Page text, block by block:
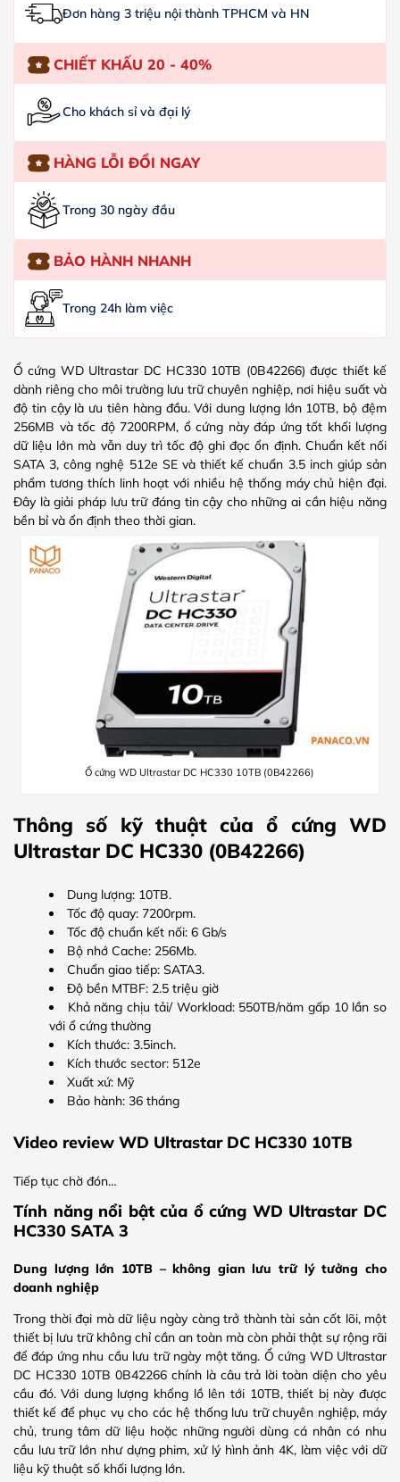
Đơn hàng 3 triệu nội thành TPHCM và HN
CHIẾT KHẤU 20 - 40%
Cho khách sỉ và đại lý
HÀNG LỖI ĐỔI NGAY
Trong 30 ngày đầu
BẢO HÀNH NHANH
Trong 24h làm việc
Ổ cứng WD Ultrastar DC HC330 10TB (0B42266) được thiết kế
dành riêng cho môi trường lưu trữ chuyên nghiệp, nơi hiệu suất và
độ tin cậy là ưu tiên hàng đầu. Với dung lượng lớn 10TB, bộ đệm
256MB và tốc độ 7200RPM, ổ cứng này đáp ứng tốt khối lượng
dữ liệu lớn mà vẫn duy trì tốc độ ghi đọc ổn định. Chuẩn kết nối
SATA 3, công nghệ 512e SE và thiết kế chuẩn 3.5 inch giúp sản
phẩm tương thích linh hoạt với nhiều hệ thống máy chủ hiện đại.
Đây là giải pháp lưu trữ đáng tin cậy cho những ai cần hiệu năng
bền bỉ và ổn định theo thời gian.
Ổ cứng WD Ultrastar DC HC330 10TB (0B42266)
Thông số kỹ thuật của ổ cứng WD
Ultrastar DC HC330 (0B42266)
Dung lượng: 10TB.
Tốc độ quay: 7200rpm.
Tốc độ chuẩn kết nối: 6 Gb/s
Bộ nhớ Cache: 256Mb.
Chuẩn giao tiếp: SATA3.
Độ bền MTBF: 2.5 triệu giờ
Khả năng chịu tải/ Workload: 550TB/năm gấp 10 lần so
với ổ cứng thường
Kích thước: 3.5inch.
Kích thước sector: 512e
Xuất xứ: Mỹ
Bảo hành: 36 tháng
Video review WD Ultrastar DC HC330 10TB
Tiếp tục chờ đón…
Tính năng nổi bật của ổ cứng WD Ultrastar DC
HC330 SATA 3
Dung lượng lớn 10TB – không gian lưu trữ lý tưởng cho
doanh nghiệp
Trong thời đại mà dữ liệu ngày càng trở thành tài sản cốt lõi, một
thiết bị lưu trữ không chỉ cần an toàn mà còn phải thật sự rộng rãi
để đáp ứng nhu cầu lưu trữ ngày một tăng. Ổ cứng WD Ultrastar
DC HC330 10TB 0B42266 chính là câu trả lời toàn diện cho yêu
cầu đó. Với dung lượng khổng lồ lên tới 10TB, thiết bị này được
thiết kế để phục vụ cho các hệ thống lưu trữ chuyên nghiệp, máy
chủ, trung tâm dữ liệu hoặc những người dùng cá nhân có nhu
cầu lưu trữ lớn như dựng phim, xử lý hình ảnh 4K, làm việc với dữ
liệu kỹ thuật số khối lượng lớn.